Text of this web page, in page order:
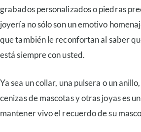
grabados personalizados o piedras
joyería no sólo son un emotivo
que también le reconfortan al saber
está siempre con usted.
Ya sea un collar, una pulsera o un
cenizas de mascotas y otras joyas es
mantener vivo el recuerdo de su